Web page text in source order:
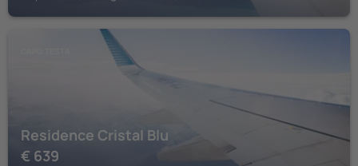
Residence Cristal Blu
€ 639